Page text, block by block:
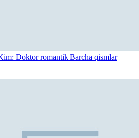
Doktor romantik Barcha qismlar